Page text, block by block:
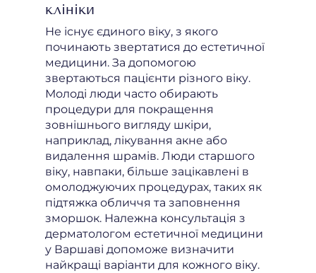
клініки
Не існує єдиного віку, з якого
починають звертатися до естетичної
медицини. За допомогою
звертаються пацієнти різного віку.
Молоді люди часто обирають
процедури для покращення
зовнішнього вигляду шкіри,
наприклад, лікування акне або
видалення шрамів. Люди старшого
віку, навпаки, більше зацікавлені в
омолоджуючих процедурах, таких як
підтяжка обличчя та заповнення
зморшок. Належна консультація з
дерматологом естетичної медицини
у Варшаві допоможе визначити
найкращі варіанти для кожного віку.